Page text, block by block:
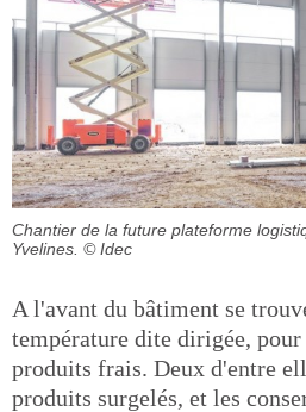
Chantier de la future plateforme
Yvelines. © Idec
A l'avant du bâtiment se
température dite dirigée, pour
produits frais. Deux d'entre
produits surgelés, et les